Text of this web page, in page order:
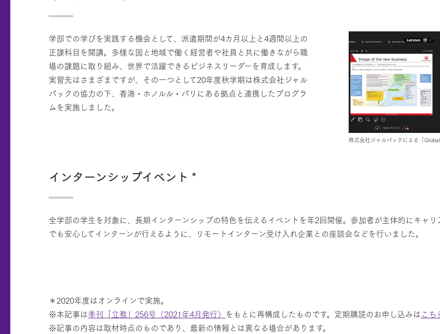
株式会社ジャルパックによる「
学部での学びを実践する機会として、派遣期間が4カ月以上と4週間以上の
正課科目を開講。多様な国と地域で働く経営者や社員と共に働きながら職
場の課題に取り組み、世界で活躍できるビジネスリーダーを育成します。
実習先はさまざまですが、その一つとして20年度秋学期は株式会社ジャル
パックの協力の下、香港・ホノルル・パリにある拠点と連携したプログラ
ムを実施しました。
インターンシップイベント *
全学部の学生を対象に、長期インターンシップの特色を伝えるイベントを年2回開催。参加者が主体的にキャ
でも安心してインターンが行えるように、リモートインターン受け入れ企業との座談会などを行いました。
＊2020年度はオンラインで実施。
※本記事は季刊「立教」256号（2021年4月発行） をもとに再構成したものです。定期購読のお申し込みはこち
※記事の内容は取材時点のものであり、最新の情報とは異なる場合があります。